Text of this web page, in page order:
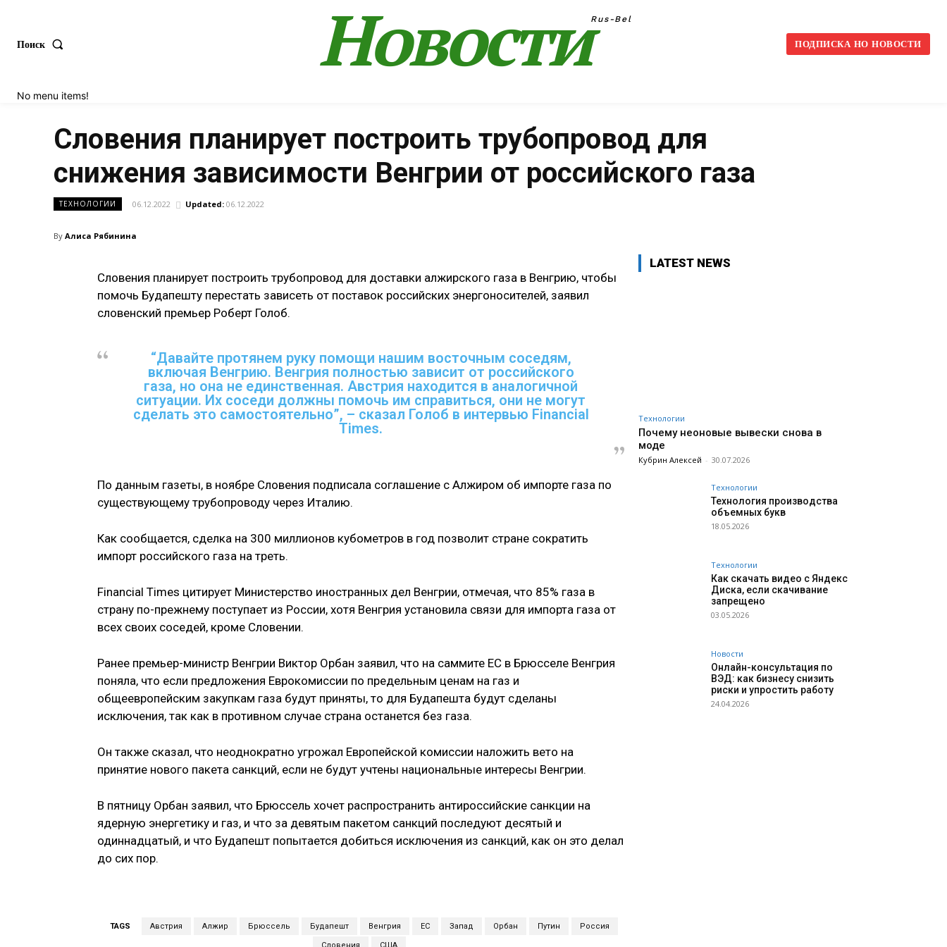
Поиск НовостиRus-Bel
ПОДПИСКА НО НОВОСТИ
No menu items!
Словения планирует построить трубопровод для
снижения зависимости Венгрии от российского газа
ТЕХНОЛОГИИ 06.12.2022 Updated: 06.12.2022
By Алиса Рябинина
Словения планирует построить трубопровод для доставки алжирского газа в Венгрию, чтобы
помочь Будапешту перестать зависеть от поставок российских энергоносителей, заявил
словенский премьер Роберт Голоб.
“Давайте протянем руку помощи нашим восточным соседям,
включая Венгрию. Венгрия полностью зависит от российского
газа, но она не единственная. Австрия находится в аналогичной
ситуации. Их соседи должны помочь им справиться, они не могут
сделать это самостоятельно”, – сказал Голоб в интервью Financial
Times.
По данным газеты, в ноябре Словения подписала соглашение с Алжиром об импорте газа по
существующему трубопроводу через Италию.
Как сообщается, сделка на 300 миллионов кубометров в год позволит стране сократить
импорт российского газа на треть.
Financial Times цитирует Министерство иностранных дел Венгрии, отмечая, что 85% газа в
страну по-прежнему поступает из России, хотя Венгрия установила связи для импорта газа от
всех своих соседей, кроме Словении.
Ранее премьер-министр Венгрии Виктор Орбан заявил, что на саммите ЕС в Брюсселе Венгрия
поняла, что если предложения Еврокомиссии по предельным ценам на газ и
общеевропейским закупкам газа будут приняты, то для Будапешта будут сделаны
исключения, так как в противном случае страна останется без газа.
Он также сказал, что неоднократно угрожал Европейской комиссии наложить вето на
принятие нового пакета санкций, если не будут учтены национальные интересы Венгрии.
В пятницу Орбан заявил, что Брюссель хочет распространить антироссийские санкции на
ядерную энергетику и газ, и что за девятым пакетом санкций последуют десятый и
одиннадцатый, и что Будапешт попытается добиться исключения из санкций, как он это делал
до сих пор.
TAGS Австрия Алжир Брюссель Будапешт Венгрия ЕС Запад Орбан Путин Россия
LATEST NEWS
Технологии
Почему неоновые вывески снова в
моде
Кубрин Алексей - 30.07.2026
Технологии
Технология производства
объемных букв
18.05.2026
Технологии
Как скачать видео с Яндекс
Диска, если скачивание
запрещено
03.05.2026
Новости
Онлайн-консультация по
ВЭД: как бизнесу снизить
риски и упростить работу
24.04.2026